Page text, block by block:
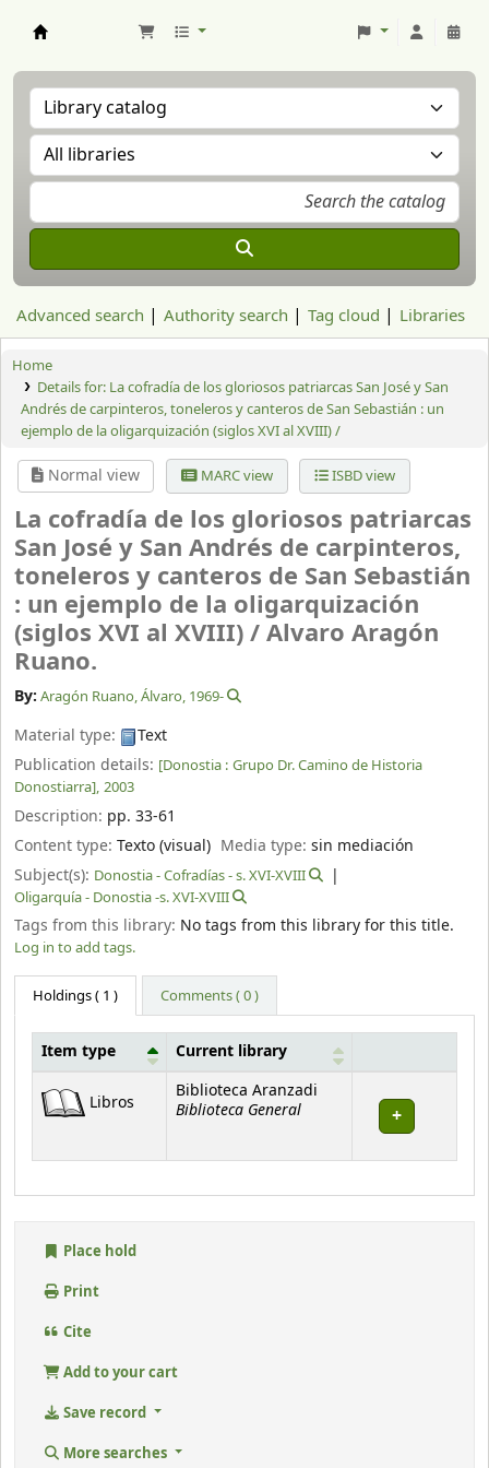
Advanced search Authority search Tag cloud Libraries
Home
Details for: La cofradía de los gloriosos patriarcas San José y San
Andrés de carpinteros, toneleros y canteros de San Sebastián : un
ejemplo de la oligarquización (siglos XVI al XVIII) /
Normal view MARC view ISBD view
La cofradía de los gloriosos patriarcas
San José y San Andrés de carpinteros,
toneleros y canteros de San Sebastián
: un ejemplo de la oligarquización
(siglos XVI al XVIII) /Alvaro Aragón
Ruano.
By: Aragón Ruano, Álvaro, 1969-
Material type:
Text
Publication details: [Donostia : Grupo Dr. Camino de Historia
Donostiarra], 2003
Description: pp. 33-61
Content type: Texto (visual) Media type:sin mediación
Subject(s): Donostia - Cofradías - s. XVI-XVIII
Oligarquía - Donostia -s. XVI-XVIII
Tags from this library: No tags from this library for this title.
Log in to add tags.
Holdings( 1 ) Comments ( 0 )
Item type Current library
Libros
Biblioteca Aranzadi
Biblioteca General
Place hold
Print
Cite
Add to your cart
Save record
More searches